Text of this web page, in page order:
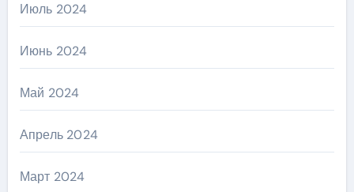
Июль 2024
Июнь 2024
Май 2024
Апрель 2024
Март 2024